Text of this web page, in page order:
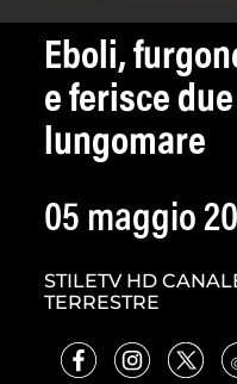
Eboli,
e ferisce
lungomare
05 maggio
STILETV HD
TERRESTRE